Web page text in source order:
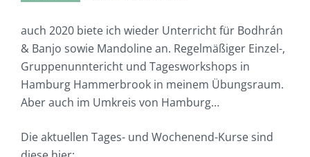
auch 2020 biete ich wieder Unterricht für Bodhrán
& Banjo sowie Mandoline an. Regelmäßiger Einzel-,
Gruppenunntericht und Tagesworkshops in
Hamburg Hammerbrook in meinem Übungsraum.
Aber auch im Umkreis von Hamburg…
Die aktuellen Tages- und Wochenend-Kurse sind